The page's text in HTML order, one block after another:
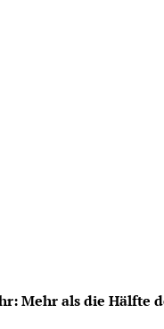
Mehr als die Hälfte